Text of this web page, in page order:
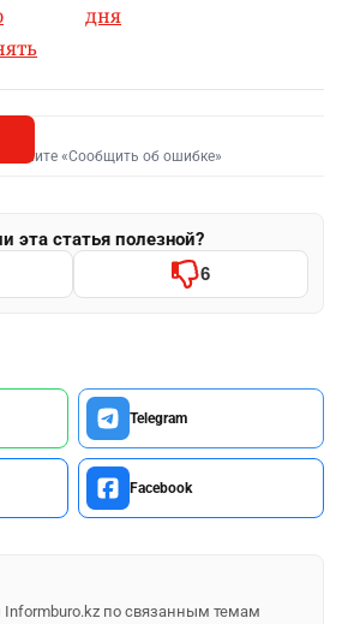
дня
«Сообщить об ошибке»
эта статья полезной?
6
Telegram
Facebook
по связанным темам